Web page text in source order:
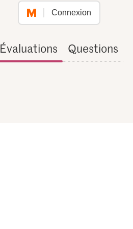
Connexion
Évaluations Questions